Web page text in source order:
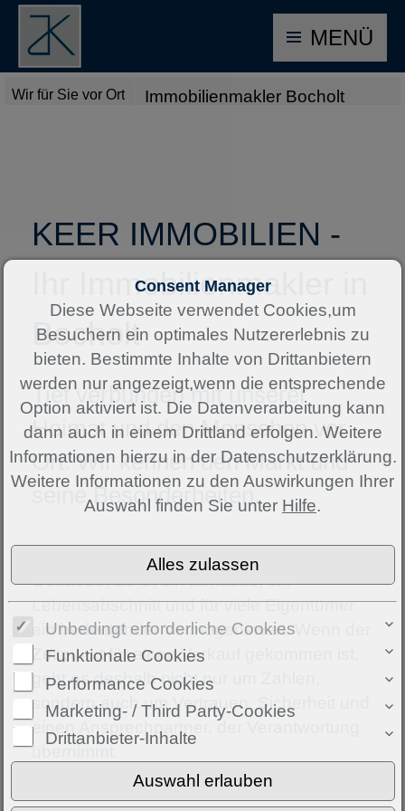
MENÜ
Wir für Sie vor Ort Immobilienmakler Bocholt
KEER IMMOBILIEN -
Ihr Immobilienmakler in
Bocholt
Tief verbunden mit unserer
Heimat und den Menschen vor
Ort. Wir kennen den Markt und
seine Besonderheiten.
Eine Immobilie ist oft mehr als nur ein
Gebäude. Es ist ein Zuhause, ein
Lebensabschnitt und für viele Eigentümer
ein bedeutender Vermögenswert. Wenn der
Zeitpunkt für einen Verkauf gekommen ist,
geht es deshalb nicht nur um Zahlen,
sondern auch um Vertrauen, Sicherheit und
einen Ansprechpartner, der Verantwortung
übernimmt.
Consent Manager
Diese Webseite verwendet Cookies,um
Besuchern ein optimales Nutzererlebnis zu
bieten. Bestimmte Inhalte von Drittanbietern
werden nur angezeigt,wenn die entsprechende
Option aktiviert ist. Die Datenverarbeitung kann
dann auch in einem Drittland erfolgen. Weitere
Informationen hierzu in der Datenschutzerklärung.
Weitere Informationen zu den Auswirkungen Ihrer
Auswahl finden Sie unter Hilfe.
Unbedingt erforderliche Cookies
Funktionale Cookies
Performance Cookies
Marketing- / Third Party-Cookies
Drittanbieter-Inhalte